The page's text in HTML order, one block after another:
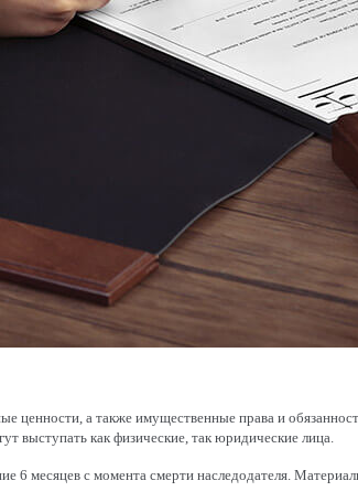
а также имущественные права и
выступать как физические, так юридические лица.
6 месяцев с момента смерти наследодателя.